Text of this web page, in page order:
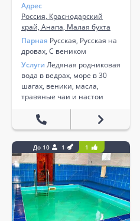
Адрес
Россия, Краснодарский
край, Анапа, Малая бухта
Парная Русская, Русская на
дровах, С веником
Услуги Ледяная родниковая
вода в ведрах, море в 30
шагах, веники, масла,
травяные чаи и настои
До 10 1 1